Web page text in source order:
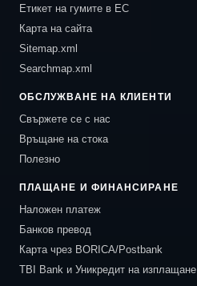
Етикет на гумите в ЕС
Карта на сайта
Sitemap.xml
Searchmap.xml
ОБСЛУЖВАНЕ НА КЛИЕНТИ
Свържете се с нас
Връщане на стока
Полезно
ПЛАЩАНЕ И ФИНАНСИРАНЕ
Наложен платеж
Банков превод
Карта чрез BORICA/Postbank
TBI Bank и Уникредит на изплащане